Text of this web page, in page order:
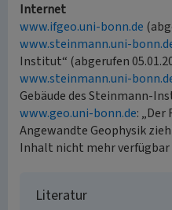
Internet
www.ifgeo.uni-bonn.de
www.steinmann.uni-
Institut“ (abgerufen
www.steinmann.uni-
Gebäude des Steinmann-
www.geo.uni-bonn.de:
Angewandte Geophysik
Inhalt nicht mehr verfügbar
Literatur